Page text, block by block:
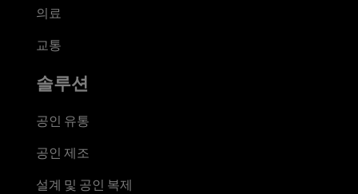
의료
교통
솔루션
공인 유통
공인 제조
설계 및 공인 복제